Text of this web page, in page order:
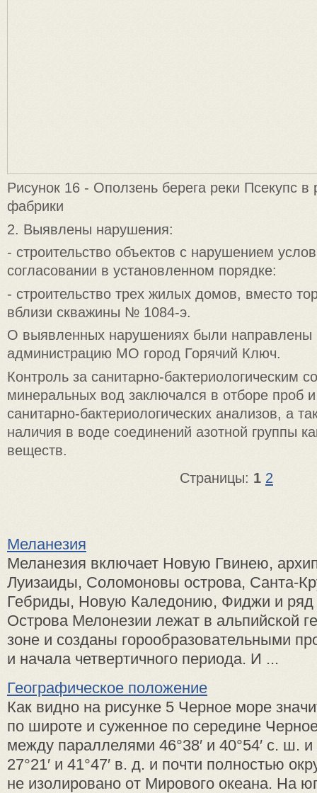
Рисунок 16 - Оползень берега реки Псекупс
фабрики
2. Выявлены нарушения:
- строительство объектов с нарушением
согласовании в установленном порядке:
- строительство трех жилых домов, вместо
вблизи скважины № 1084-э.
О выявленных нарушениях были направлены
администрацию МО город Горячий Ключ.
Контроль за санитарно-бактериологическим
минеральных вод заключался в отборе проб
санитарно-бактериологических анализов, а
наличия в воде соединений азотной группы
веществ.
Страницы: 1 2
Меланезия
Меланезия включает Новую Гвинею,
Луизаиды, Соломоновы острова, Санта-
Гебриды, Новую Каледонию, Фиджи и ряд
Острова Мелонезии лежат в альпийской
зоне и созданы горообразовательными
и начала четвертичного периода. И ...
Географическое положение
Как видно на рисунке 5 Черное море
по широте и суженное по середине
между параллелями 46°38′ и 40°54′ с. ш.
27°21′ и 41°47′ в. д. и почти полностью
не изолировано от Мирового океана. На